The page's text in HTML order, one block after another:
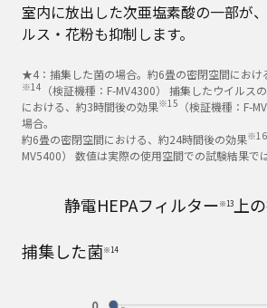
室内に放出した次亜塩素酸の一部が
ルス・花粉も抑制します。
★4：捕集した菌の場合。約6畳の密閉空間におけ
※14 （検証機種：F-MV4300） 捕集したウイルス
における、約3時間後の効果※15 （検証機種：F-
場合。
約6畳の密閉空間における、約24時間後の効果※16
MV5400） 数値は実際の使用空間での試験結果で
静電HEPAフィルター※13上
捕集した菌※14